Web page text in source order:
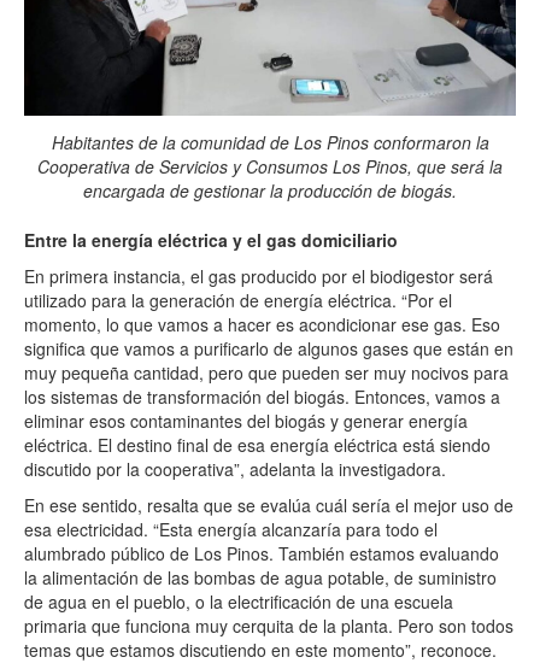
Habitantes de la comunidad de Los Pinos conformaron la
Cooperativa de Servicios y Consumos Los Pinos, que será la
encargada de gestionar la producción de biogás.
Entre la energía eléctrica y el gas domiciliario
En primera instancia, el gas producido por el biodigestor será
utilizado para la generación de energía eléctrica. “Por el
momento, lo que vamos a hacer es acondicionar ese gas. Eso
significa que vamos a purificarlo de algunos gases que están en
muy pequeña cantidad, pero que pueden ser muy nocivos para
los sistemas de transformación del biogás. Entonces, vamos a
eliminar esos contaminantes del biogás y generar energía
eléctrica. El destino final de esa energía eléctrica está siendo
discutido por la cooperativa”, adelanta la investigadora.
En ese sentido, resalta que se evalúa cuál sería el mejor uso de
esa electricidad. “Esta energía alcanzaría para todo el
alumbrado público de Los Pinos. También estamos evaluando
la alimentación de las bombas de agua potable, de suministro
de agua en el pueblo, o la electrificación de una escuela
primaria que funciona muy cerquita de la planta. Pero son todos
temas que estamos discutiendo en este momento”, reconoce.